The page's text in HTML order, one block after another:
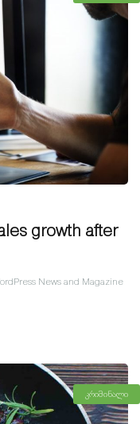
growth after
News and Magazine
კრიმინალი